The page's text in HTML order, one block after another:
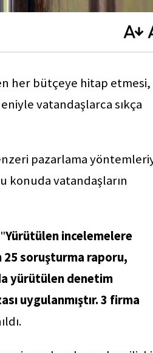
her bütçeye hitap etmesi,
vatandaşlarca sıkça
pazarlama
konuda vatandaşların
Yürütülen incelemelere
25 soruşturma raporu,
yürütülen denetim
uygulanmıştır. 3 firma